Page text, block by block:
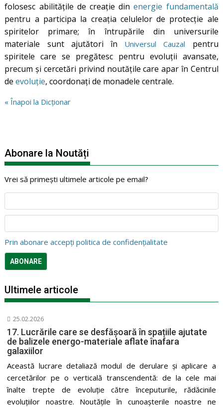
folosesc abilitățile de creație dinenergie fundamentală
pentru a participa la creația celulelor de protecție ale
spiritelor primare; în întrupările din universurile
materiale sunt ajutători în Universul Cauzal
pentru
spiritele care se pregătesc pentru evoluții avansate,
precum și cercetări privind noutățile care apar în Centrul
deevoluție, coordonați de monadele centrale.
« Înapoi la Dicționar
Abonare la Noutăți
Vrei să primești ultimele articole pe email?
Prin abonare accepți politica de confidențialitate
Ultimele articole
25.02.2026
17. Lucrările care se desfășoară în spațiile ajutate
de balizele energo-materiale aflate înafara
galaxiilor
Această lucrare detaliază modul de derulare și aplicare a
cercetărilor pe o verticală transcendentă: de la cele mai
înalte trepte de evoluție către începuturile, rădăcinile
evoluțiilor noastre. Noutățile în cunoașterile noastre ne